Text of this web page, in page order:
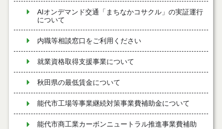
AIオンデマンド交通「まちなかコサクル」の実証運行
について
内職等相談窓口をご利用ください
就業資格取得支援事業について
秋田県の最低賃金について
能代市工場等事業継続対策事業費補助金について
能代市商工業カーボンニュートラル推進事業費補助